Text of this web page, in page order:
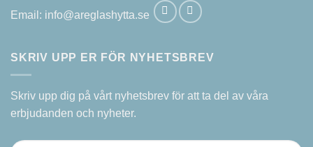
Email: info@areglashytta.se
SKRIV UPP ER FÖR NYHETSBREV
Skriv upp dig på vårt nyhetsbrev för att ta del av våra
erbjudanden och nyheter.